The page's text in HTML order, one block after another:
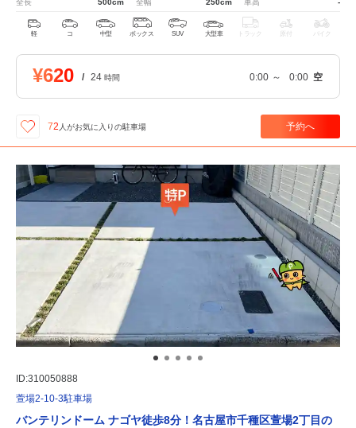
全長 500cm 全幅 250cm 車高 -
軽 コ 中型 ボックス SUV 大型車 トラック 原付 バイク
¥620 / 24 時間 0:00 ～ 0:00 空
72 人がお気に入りの駐車場 予約へ
ID:310050888
萱場2-10-3駐車場
バンテリンドーム ナゴヤ徒歩8分！名古屋市千種区萱場2丁目の